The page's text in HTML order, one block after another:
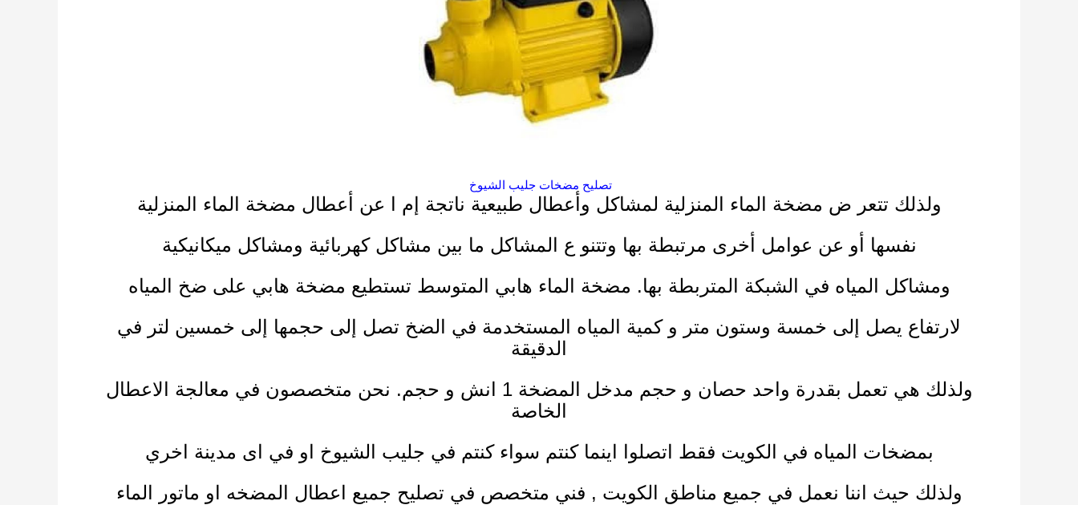
تصليح مضخات جليب الشيوخ
ولذلك تتعر ض مضخة الماء المنزلية لمشاكل وأعطال طبيعية ناتجة إم ا عن أعطال مضخة الماء المنزلية
نفسها أو عن عوامل أخرى مرتبطة بها وتتنو ع المشاكل ما بين مشاكل كهربائية ومشاكل ميكانيكية
ومشاكل المياه في الشبكة المتربطة بها. مضخة الماء هابي المتوسط تستطيع مضخة هابي على ضخ المياه
لارتفاع يصل إلى خمسة وستون متر و كمية المياه المستخدمة في الضخ تصل إلى حجمها إلى خمسين لتر في
الدقيقة
ولذلك
هي تعمل بقدرة واحد حصان و حجم مدخل المضخة 1 انش و حجم. نحن متخصصون في معالجة الاعطال
الخاصة
بمضخات المياه في الكويت فقط اتصلوا اينما كنتم سواء كنتم في جليب الشيوخ او في اى مدينة اخري
ولذلك حيث اننا نعمل في جميع مناطق الكويت , فني متخصص في تصليح جميع اعطال المضخه او ماتور الماء